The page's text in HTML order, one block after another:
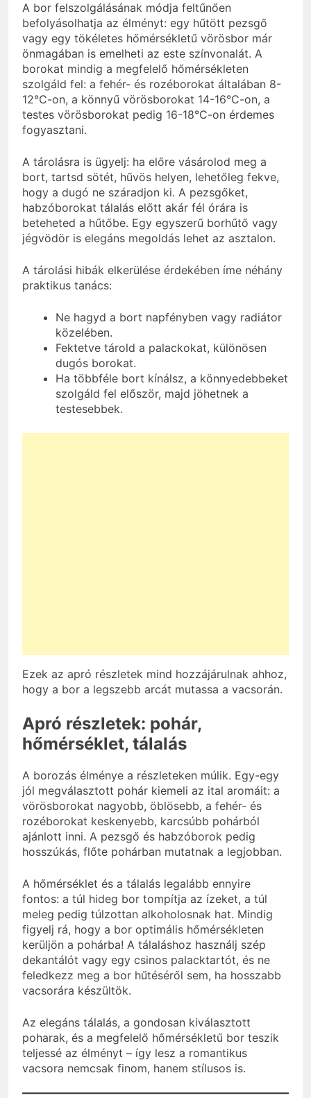
A bor felszolgálásának módja feltűnően
befolyásolhatja az élményt: egy hűtött pezsgő
vagy egy tökéletes hőmérsékletű vörösbor már
önmagában is emelheti az este színvonalát. A
borokat mindig a megfelelő hőmérsékleten
szolgáld fel: a fehér- és rozéborokat általában 8-
12°C-on, a könnyű vörösborokat 14-16°C-on, a
testes vörösborokat pedig 16-18°C-on érdemes
fogyasztani.
A tárolásra is ügyelj: ha előre vásárolod meg a
bort, tartsd sötét, hűvös helyen, lehetőleg fekve,
hogy a dugó ne száradjon ki. A pezsgőket,
habzóborokat tálalás előtt akár fél órára is
beteheted a hűtőbe. Egy egyszerű borhűtő vagy
jégvödör is elegáns megoldás lehet az asztalon.
A tárolási hibák elkerülése érdekében íme néhány
praktikus tanács:
Ne hagyd a bort napfényben vagy radiátor
közelében.
Fektetve tárold a palackokat, különösen
dugós borokat.
Ha többféle bort kínálsz, a könnyedebbeket
szolgáld fel először, majd jöhetnek a
testesebbek.
Ezek az apró részletek mind hozzájárulnak ahhoz,
hogy a bor a legszebb arcát mutassa a vacsorán.
Apró részletek: pohár,
hőmérséklet, tálalás
A borozás élménye a részleteken múlik. Egy-egy
jól megválasztott pohár kiemeli az ital aromáit: a
vörösborokat nagyobb, öblösebb, a fehér- és
rozéborokat keskenyebb, karcsúbb pohárból
ajánlott inni. A pezsgő és habzóborok pedig
hosszúkás, flőte pohárban mutatnak a legjobban.
A hőmérséklet és a tálalás legalább ennyire
fontos: a túl hideg bor tompítja az ízeket, a túl
meleg pedig túlzottan alkoholosnak hat. Mindig
figyelj rá, hogy a bor optimális hőmérsékleten
kerüljön a pohárba! A tálaláshoz használj szép
dekantálót vagy egy csinos palacktartót, és ne
feledkezz meg a bor hűtéséről sem, ha hosszabb
vacsorára készültök.
Az elegáns tálalás, a gondosan kiválasztott
poharak, és a megfelelő hőmérsékletű bor teszik
teljessé az élményt – így lesz a romantikus
vacsora nemcsak finom, hanem stílusos is.